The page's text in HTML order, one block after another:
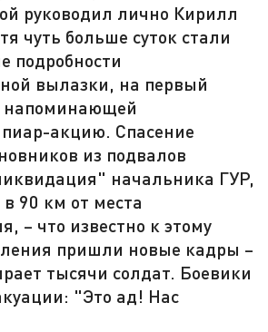
руководил лично Кирилл
чуть больше суток стали
подробности
вылазки, на первый
напоминающей
акцию. Спасение
из подвалов
начальника ГУР,
90 км от места
– что известно к этому
пришли новые кадры –
тысячи солдат. Боевики
"Это ад! Нас